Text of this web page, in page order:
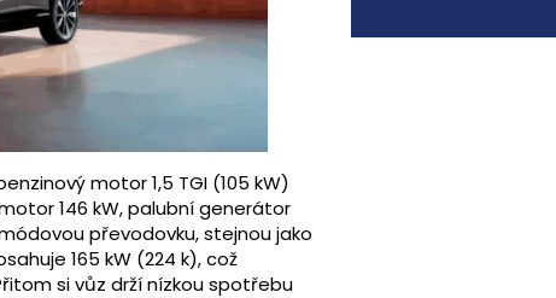
motor 1,5 TGI (105 kW)
146 kW, palubní generátor
převodovku, stejnou jako
165 kW (224 k), což
si vůz drží nízkou spotřebu